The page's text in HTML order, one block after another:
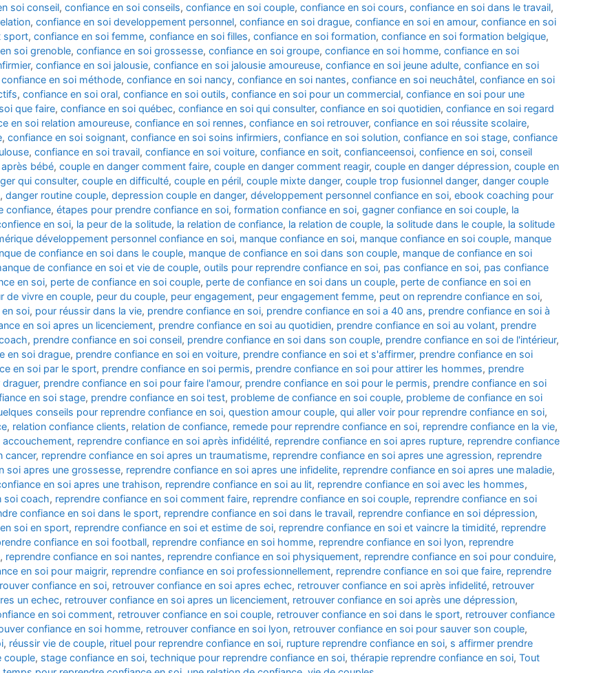
soi conseil, confiance en soi conseils, confiance en soi couple, confiance en soi cours, confiance en soi dans le travail,
, confiance en soi developpement personnel, confiance en soi drague, confiance en soi en amour, confiance en soi
sport, confiance en soi femme, confiance en soi filles, confiance en soi formation, confiance en soi formation belgique,
soi grenoble, confiance en soi grossesse, confiance en soi groupe, confiance en soi homme, confiance en soi
, confiance en soi jalousie, confiance en soi jalousie amoureuse, confiance en soi jeune adulte, confiance en soi
confiance en soi méthode, confiance en soi nancy, confiance en soi nantes, confiance en soi neuchâtel, confiance en soi
, confiance en soi oral, confiance en soi outils, confiance en soi pour un commercial, confiance en soi pour une
que faire, confiance en soi québec, confiance en soi qui consulter, confiance en soi quotidien, confiance en soi regard
en soi relation amoureuse, confiance en soi rennes, confiance en soi retrouver, confiance en soi réussite scolaire,
, confiance en soi soignant, confiance en soi soins infirmiers, confiance en soi solution, confiance en soi stage, confiance
, confiance en soi travail, confiance en soi voiture, confiance en soit, confianceensoi, confience en soi, conseil
bébé, couple en danger comment faire, couple en danger comment reagir, couple en danger dépression, couple en
qui consulter, couple en difficulté, couple en péril, couple mixte danger, couple trop fusionnel danger, danger couple
, danger routine couple, depression couple en danger, développement personnel confiance en soi, ebook coaching pour
confiance, étapes pour prendre confiance en soi, formation confiance en soi, gagner confiance en soi couple, la
en soi, la peur de la solitude, la relation de confiance, la relation de couple, la solitude dans le couple, la solitude
développement personnel confiance en soi, manque confiance en soi, manque confiance en soi couple, manque
de confiance en soi dans le couple, manque de confiance en soi dans son couple, manque de confiance en soi
de confiance en soi et vie de couple, outils pour reprendre confiance en soi, pas confiance en soi, pas confiance
en soi, perte de confiance en soi couple, perte de confiance en soi dans un couple, perte de confiance en soi en
de vivre en couple, peur du couple, peur engagement, peur engagement femme, peut on reprendre confiance en soi,
soi, pour réussir dans la vie, prendre confiance en soi, prendre confiance en soi a 40 ans, prendre confiance en soi à
en soi apres un licenciement, prendre confiance en soi au quotidien, prendre confiance en soi au volant, prendre
, prendre confiance en soi conseil, prendre confiance en soi dans son couple, prendre confiance en soi de l'intérieur,
en soi drague, prendre confiance en soi en voiture, prendre confiance en soi et s'affirmer, prendre confiance en soi
en soi par le sport, prendre confiance en soi permis, prendre confiance en soi pour attirer les hommes, prendre
, prendre confiance en soi pour faire l'amour, prendre confiance en soi pour le permis, prendre confiance en soi
en soi stage, prendre confiance en soi test, probleme de confiance en soi couple, probleme de confiance en soi
conseils pour reprendre confiance en soi, question amour couple, qui aller voir pour reprendre confiance en soi,
, relation confiance clients, relation de confiance, remede pour reprendre confiance en soi, reprendre confiance en la vie,
accouchement, reprendre confiance en soi après infidélité, reprendre confiance en soi apres rupture, reprendre confiance
cancer, reprendre confiance en soi apres un traumatisme, reprendre confiance en soi apres une agression, reprendre
soi apres une grossesse, reprendre confiance en soi apres une infidelite, reprendre confiance en soi apres une maladie,
en soi apres une trahison, reprendre confiance en soi au lit, reprendre confiance en soi avec les hommes,
soi coach, reprendre confiance en soi comment faire, reprendre confiance en soi couple, reprendre confiance en soi
confiance en soi dans le sport, reprendre confiance en soi dans le travail, reprendre confiance en soi dépression,
soi en sport, reprendre confiance en soi et estime de soi, reprendre confiance en soi et vaincre la timidité, reprendre
confiance en soi football, reprendre confiance en soi homme, reprendre confiance en soi lyon, reprendre
, reprendre confiance en soi nantes, reprendre confiance en soi physiquement, reprendre confiance en soi pour conduire,
en soi pour maigrir, reprendre confiance en soi professionnellement, reprendre confiance en soi que faire, reprendre
confiance en soi, retrouver confiance en soi apres echec, retrouver confiance en soi après infidelité, retrouver
un echec, retrouver confiance en soi apres un licenciement, retrouver confiance en soi après une dépression,
en soi comment, retrouver confiance en soi couple, retrouver confiance en soi dans le sport, retrouver confiance
confiance en soi homme, retrouver confiance en soi lyon, retrouver confiance en soi pour sauver son couple,
, réussir vie de couple, rituel pour reprendre confiance en soi, rupture reprendre confiance en soi, s affirmer prendre
couple, stage confiance en soi, technique pour reprendre confiance en soi, thérapie reprendre confiance en soi, Tout